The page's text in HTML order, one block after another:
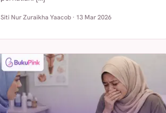
Siti Nur Zuraikha Yaacob · 13 Mar 2026